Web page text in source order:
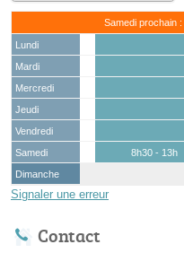
Samedi prochain :
Lundi
Mardi
Mercredi
Jeudi
Vendredi
Samedi
8h30 - 13h
Dimanche
Signaler une erreur
Contact